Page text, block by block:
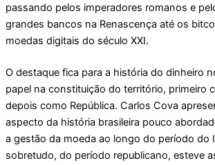
passando pelos imperadores romanos e
grandes bancos na Renascença até os
moedas digitais do século XXI.
O destaque fica para a história do dinheiro
papel na constituição do território, primeiro
depois como República. Carlos Cova
aspecto da história brasileira pouco
a gestão da moeda ao longo do período do
sobretudo, do período republicano, esteve